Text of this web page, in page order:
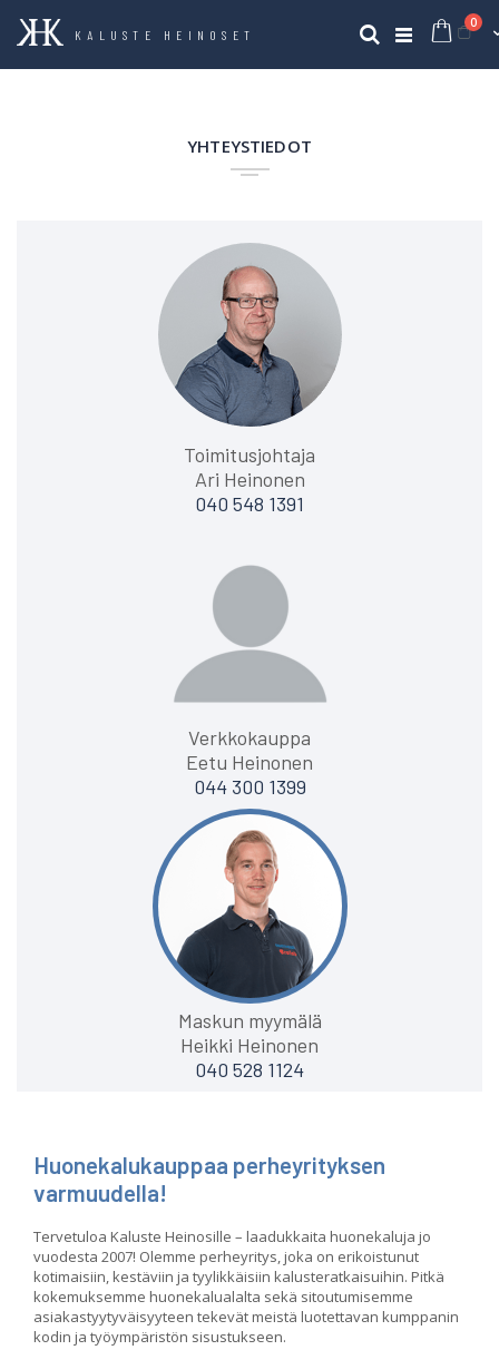
KALUSTE HEINOSET
0
Haku
YHTEYSTIEDOT
Toimitusjohtaja
Ari Heinonen
040 548 1391
Verkkokauppa
Eetu Heinonen
044 300 1399
Maskun myymälä
Heikki Heinonen
040 528 1124
Huonekalukauppaa perheyrityksen
varmuudella!
Tervetuloa Kaluste Heinosille – laadukkaita huonekaluja jo
vuodesta 2007! Olemme perheyritys, joka on erikoistunut
kotimaisiin, kestäviin ja tyylikkäisiin kalusteratkaisuihin. Pitkä
kokemuksemme huonekalualalta sekä sitoutumisemme
asiakastyytyväisyyteen tekevät meistä luotettavan kumppanin
kodin ja työympäristön sisustukseen.